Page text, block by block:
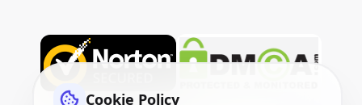
Cookie Policy